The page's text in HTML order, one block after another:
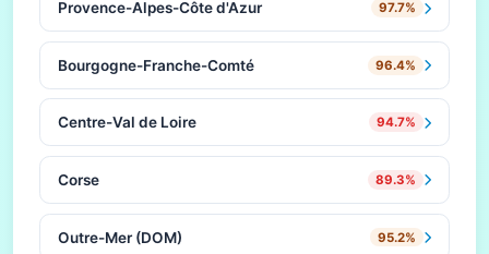
Provence-Alpes-Côte d'Azur 97.7%
Bourgogne-Franche-Comté 96.4%
Centre-Val de Loire 94.7%
Corse 89.3%
Outre-Mer (DOM) 95.2%